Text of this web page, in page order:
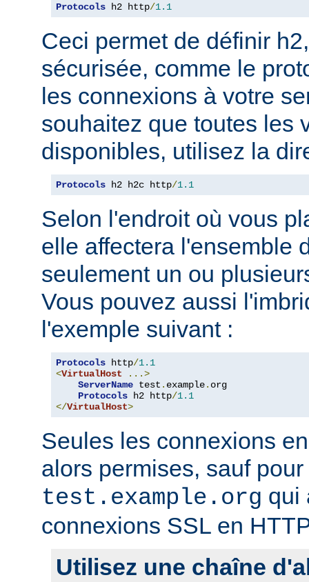
Protocols h2 http/1.1
Ceci permet de définir
sécurisée, comme le
les connexions à votre
souhaitez que toutes les
disponibles, utilisez la
Protocols h2 h2c http/1.1
Selon l'endroit où vous
elle affectera l'ensemble
seulement un ou
Vous pouvez aussi
l'exemple suivant :
Protocols http/1.1
<VirtualHost
...>
ServerName test . example. org
Protocols h2 http/1.1
</VirtualHost>
Seules les connexions
alors permises, sauf
test.example.org qui
connexions SSL en
Utilisez une chaîne